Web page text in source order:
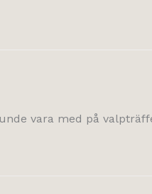
vara med på